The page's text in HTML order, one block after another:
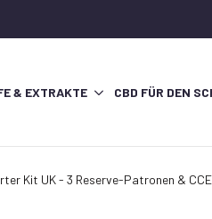
& EXTRAKTE CBD FÜR DEN
Kit UK - 3 Reserve-Patronen &